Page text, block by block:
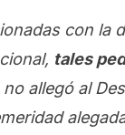
con la
tales
no allegó al D